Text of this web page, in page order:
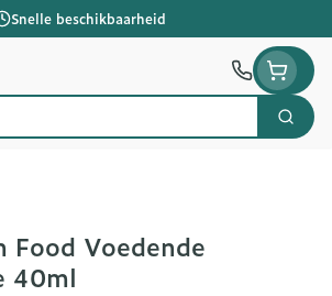
Snelle beschikbaarheid
Zoek
Food Voedende
40ml